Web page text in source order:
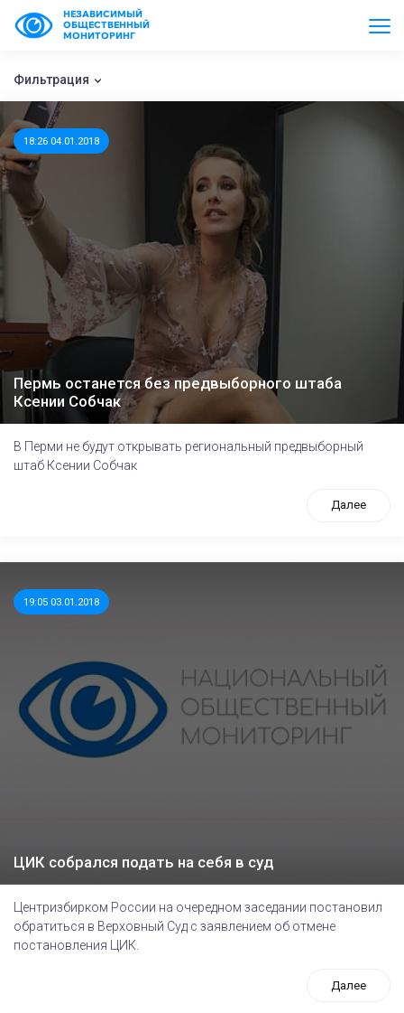
НЕЗАВИСИМЫЙ
ОБЩЕСТВЕННЫЙ
МОНИТОРИНГ
Фильтрация
18:26 04.01.2018
Пермь останется без предвыборного штаба
Ксении Собчак
В Перми не будут открывать региональный предвыборный
штаб Ксении Собчак
Далее
19:05 03.01.2018
ЦИК собрался подать на себя в суд
Центризбирком России на очередном заседании постановил
обратиться в Верховный Суд с заявлением об отмене
постановления ЦИК.
Далее